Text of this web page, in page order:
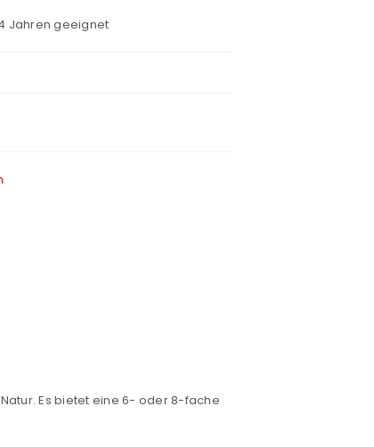
Jahren geeignet
Es bietet eine 6- oder 8-fache